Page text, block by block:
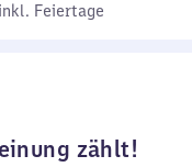
Feiertage
zählt!